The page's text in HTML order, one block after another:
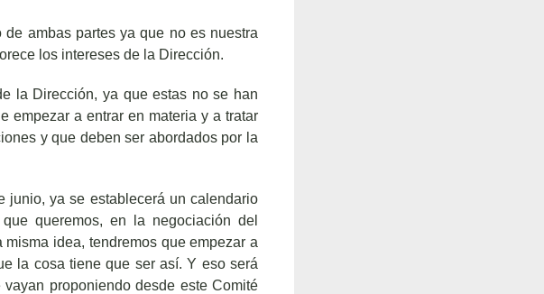
ambas partes ya que no es nuestra
los intereses de la Dirección.
la Dirección, ya que estas no se han
empezar a entrar en materia y a tratar
y que deben ser abordados por la
junio, ya se establecerá un calendario
queremos, en la negociación del
idea, tendremos que empezar a
la cosa tiene que ser así. Y eso será
proponiendo desde este Comité